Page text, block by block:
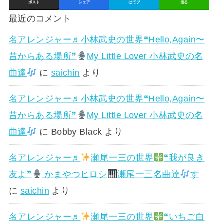
ポスト シェア はてブ 送る
最近のコメント
名アレンジャー♬ 小林武史の世界❝Hello,Again〜
昔からある場所❞
My Little Lover 小林武史の名
曲達
に saichin より
名アレンジャー♬ 小林武史の世界❝Hello,Again〜
昔からある場所❞
My Little Lover 小林武史の名
曲達
に Bobby Black より
名アレンジャー♬ 瀬尾一三の世界
❝我が良き
友よ❞
かまやつヒロシ 瀬尾一三名曲達
す
に saichin より
名アレンジャー♬ 瀬尾一三の世界
❝いちご白